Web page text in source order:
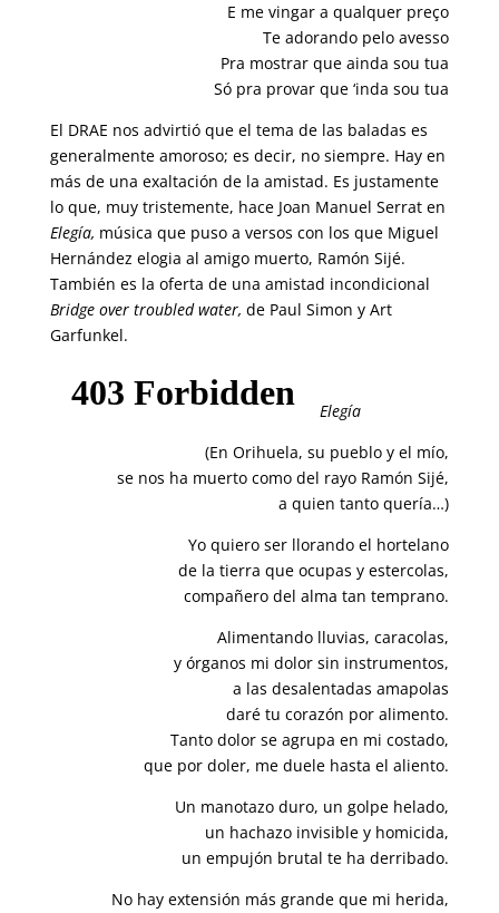
E me vingar a qualquer preço
Te adorando pelo avesso
Pra mostrar que ainda sou tua
Só pra provar que ‘inda sou tua
El DRAE nos advirtió que el tema de las baladas es
generalmente amoroso; es decir, no siempre. Hay en
más de una exaltación de la amistad. Es justamente
lo que, muy tristemente, hace Joan Manuel Serrat en
Elegía, música que puso a versos con los que Miguel
Hernández elogia al amigo muerto, Ramón Sijé.
También es la oferta de una amistad incondicional
Bridge over troubled water, de Paul Simon y Art
Garfunkel.
Elegía
(En Orihuela, su pueblo y el mío,
se nos ha muerto como del rayo Ramón Sijé,
a quien tanto quería…)
Yo quiero ser llorando el hortelano
de la tierra que ocupas y estercolas,
compañero del alma tan temprano.
Alimentando lluvias, caracolas,
y órganos mi dolor sin instrumentos,
a las desalentadas amapolas
daré tu corazón por alimento.
Tanto dolor se agrupa en mi costado,
que por doler, me duele hasta el aliento.
Un manotazo duro, un golpe helado,
un hachazo invisible y homicida,
un empujón brutal te ha derribado.
No hay extensión más grande que mi herida,